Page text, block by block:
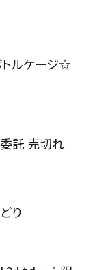
トルケージ☆
託 売切れ
り